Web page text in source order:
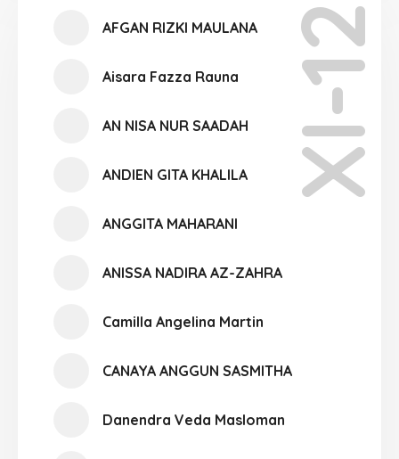
XI-12
AFGAN RIZKI MAULANA
Aisara Fazza Rauna
AN NISA NUR SAADAH
ANDIEN GITA KHALILA
ANGGITA MAHARANI
ANISSA NADIRA AZ-ZAHRA
Camilla Angelina Martin
CANAYA ANGGUN SASMITHA
Danendra Veda Masloman